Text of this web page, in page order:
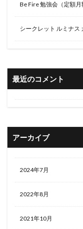
Be Fire 勉強会（定額月
シークレット ルミナス
最近のコメント
アーカイブ
2024年7月
2022年8月
2021年10月